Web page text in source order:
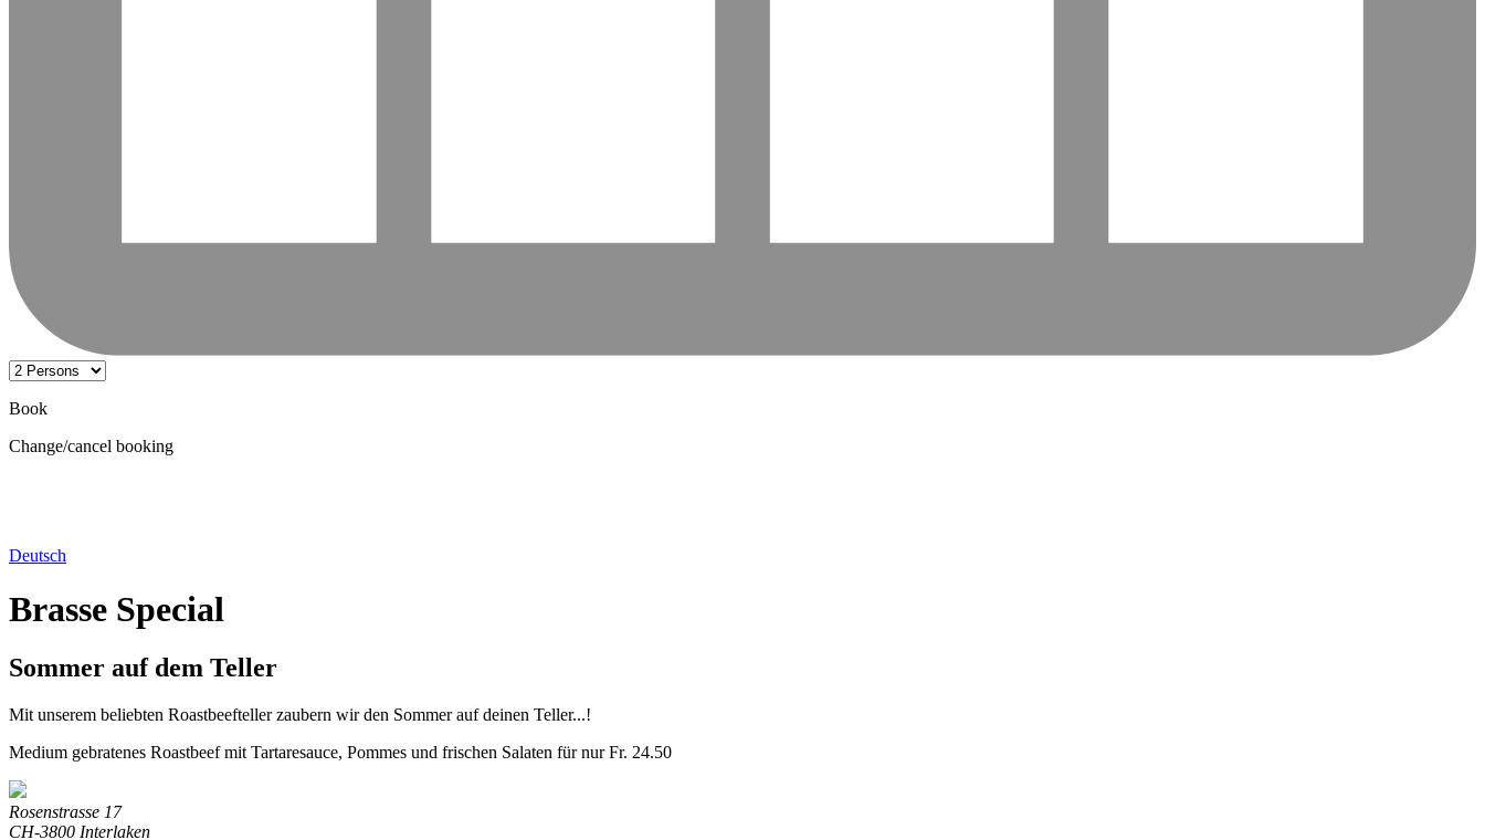
Book
Change/cancel booking
Deutsch
Brasse Special
Sommer auf dem Teller
Mit unserem beliebten Roastbeefteller zaubern wir den Sommer auf deinen Teller...!
Medium gebratenes Roastbeef mit Tartaresauce, Pommes und frischen Salaten für nur Fr. 24.50
Rosenstrasse 17
CH-3800 Interlaken